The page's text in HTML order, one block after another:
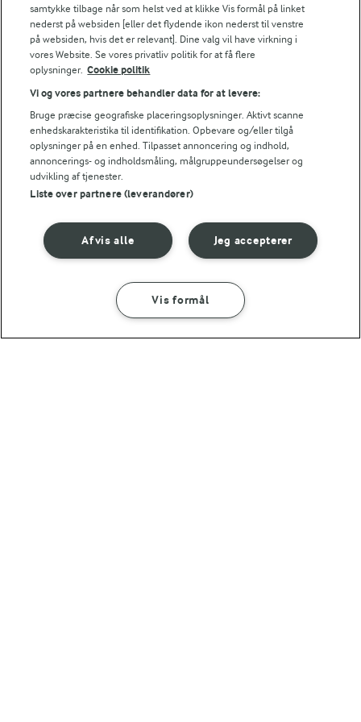
1 TIME 5 MIN
Spinattærte
1 TIME 35 MIN
Fyldte squash med
samtykke tilbage når som helst ved at klikke Vis formål på linket
nederst på websiden [eller det flydende ikon nederst til venstre
på websiden, hvis det er relevant]. Dine valg vil have virkning i
vores Website. Se vores privatliv politik for at få flere
oplysninger. Cookie politik
Vi og vores partnere behandler data for at levere:
Bruge præcise geografiske placeringsoplysninger. Aktivt scanne
enhedskarakteristika til identifikation. Opbevare og/eller tilgå
oplysninger på en enhed. Tilpasset annoncering og indhold,
annoncerings- og indholdsmåling, målgruppeundersøgelser og
udvikling af tjenester.
Liste over partnere (leverandører)
Jeg accepterer
Afvis alle
Vis formål